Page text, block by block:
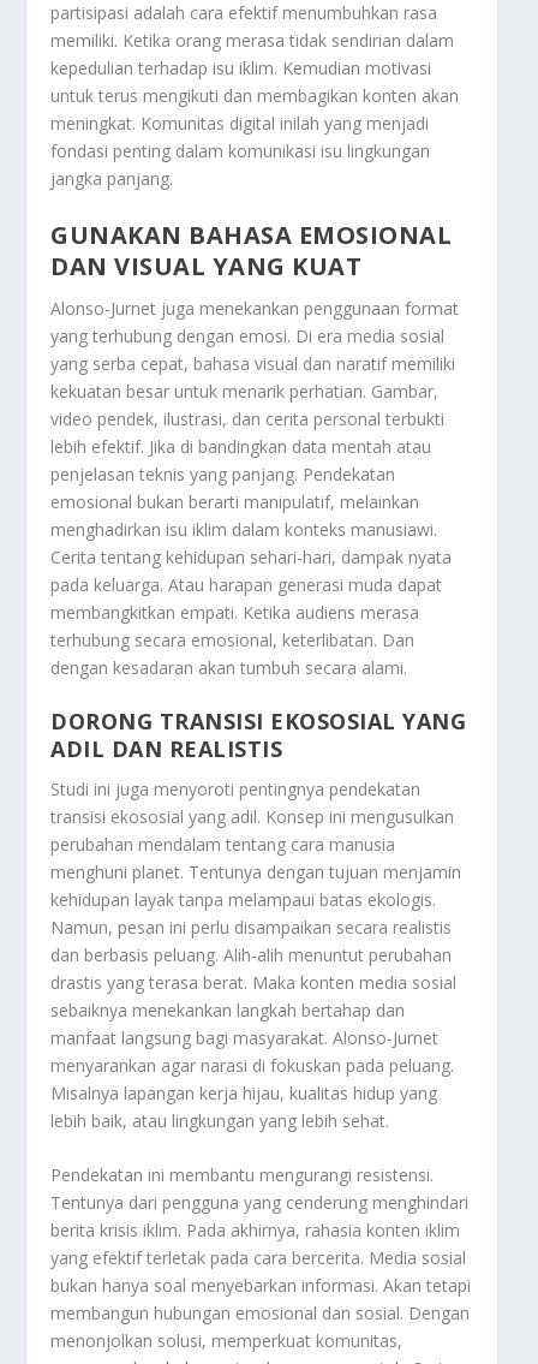
partisipasi adalah cara efektif menumbuhkan rasa
memiliki. Ketika orang merasa tidak sendirian dalam
kepedulian terhadap isu iklim. Kemudian motivasi
untuk terus mengikuti dan membagikan konten akan
meningkat. Komunitas digital inilah yang menjadi
fondasi penting dalam komunikasi isu lingkungan
jangka panjang.
GUNAKAN BAHASA EMOSIONAL
DAN VISUAL YANG KUAT
Alonso-Jurnet juga menekankan penggunaan format
yang terhubung dengan emosi. Di era media sosial
yang serba cepat, bahasa visual dan naratif memiliki
kekuatan besar untuk menarik perhatian. Gambar,
video pendek, ilustrasi, dan cerita personal terbukti
lebih efektif. Jika di bandingkan data mentah atau
penjelasan teknis yang panjang. Pendekatan
emosional bukan berarti manipulatif, melainkan
menghadirkan isu iklim dalam konteks manusiawi.
Cerita tentang kehidupan sehari-hari, dampak nyata
pada keluarga. Atau harapan generasi muda dapat
membangkitkan empati. Ketika audiens merasa
terhubung secara emosional, keterlibatan. Dan
dengan kesadaran akan tumbuh secara alami.
DORONG TRANSISI EKOSOSIAL YANG
ADIL DAN REALISTIS
Studi ini juga menyoroti pentingnya pendekatan
transisi ekososial yang adil. Konsep ini mengusulkan
perubahan mendalam tentang cara manusia
menghuni planet. Tentunya dengan tujuan menjamin
kehidupan layak tanpa melampaui batas ekologis.
Namun, pesan ini perlu disampaikan secara realistis
dan berbasis peluang. Alih-alih menuntut perubahan
drastis yang terasa berat. Maka konten media sosial
sebaiknya menekankan langkah bertahap dan
manfaat langsung bagi masyarakat. Alonso-Jurnet
menyarankan agar narasi di fokuskan pada peluang.
Misalnya lapangan kerja hijau, kualitas hidup yang
lebih baik, atau lingkungan yang lebih sehat.
Pendekatan ini membantu mengurangi resistensi.
Tentunya dari pengguna yang cenderung menghindari
berita krisis iklim. Pada akhirnya, rahasia konten iklim
yang efektif terletak pada cara bercerita. Media sosial
bukan hanya soal menyebarkan informasi. Akan tetapi
membangun hubungan emosional dan sosial. Dengan
menonjolkan solusi, memperkuat komunitas,